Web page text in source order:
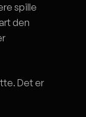
spille
den
Det er